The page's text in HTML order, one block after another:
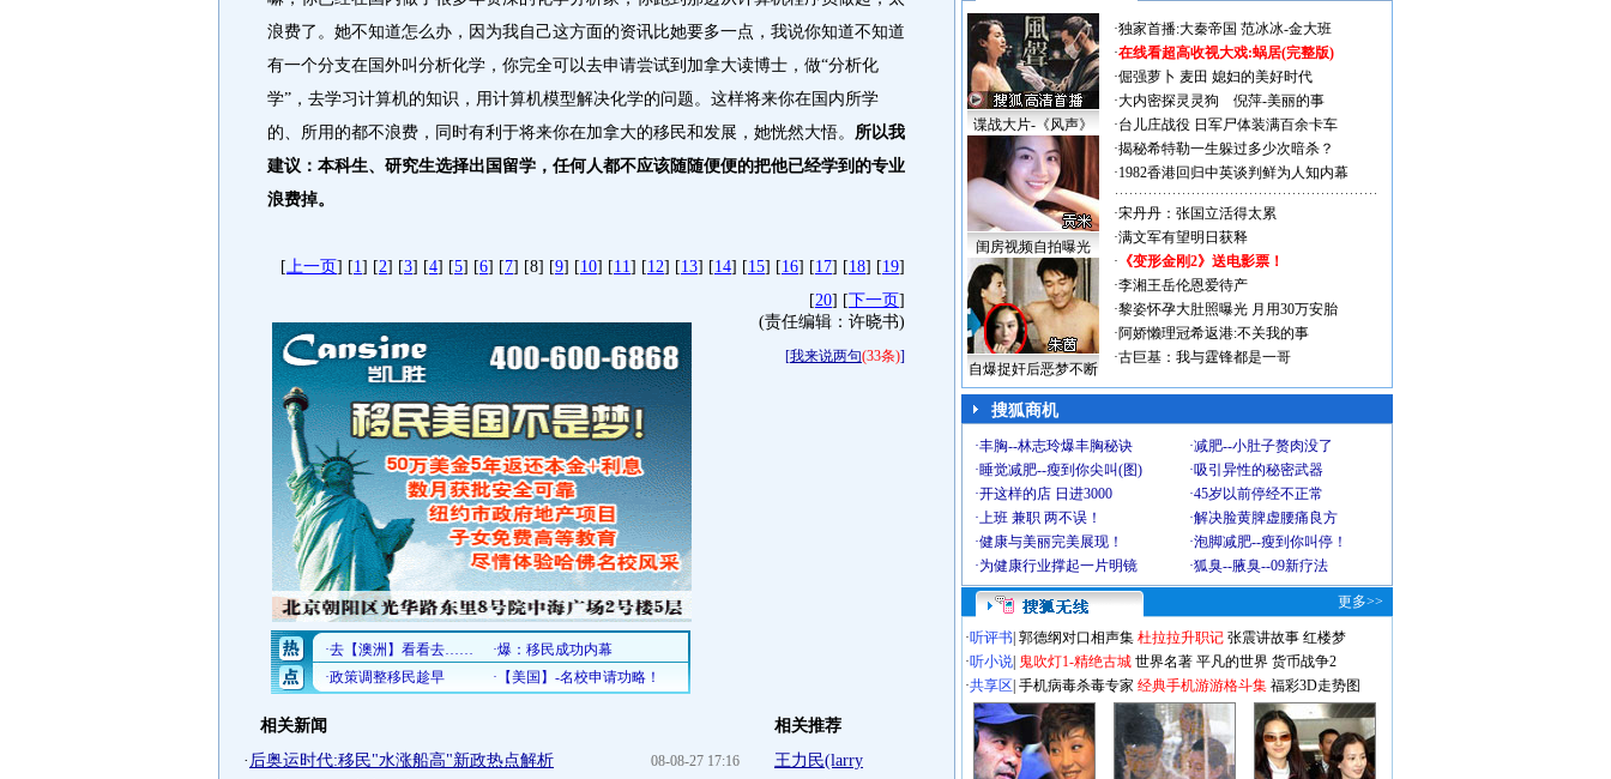
浪费了。她不知道怎么办，因为我自己这方面的资讯比她要多一点，我说你知道不知道
有一个分支在国外叫分析化学，你完全可以去申请尝试到加拿大读博士，做“分析化
学”，去学习计算机的知识，用计算机模型解决化学的问题。这样将来你在国内所学
的、所用的都不浪费，同时有利于将来你在加拿大的移民和发展，她恍然大悟。 所以我
建议：本科生、研究生选择出国留学，任何人都不应该随随便便的把他已经学到的专业
浪费掉。
[上一页] [1] [2] [3] [4] [5] [6] [7] [8] [9] [10] [11] [12] [13] [14] [15] [16] [17] [18] [19]
[20] [下一页]
(责任编辑：许晓书)
[我来说两句(33条)]
相关新闻
08-08-27 17:16
· 后奥运时代:移民"水涨船高"新政热点解析
相关推荐
王力民(larry
谍战大片-《风声》
闺房视频自拍曝光
自爆捉奸后恶梦不断
·独家首播:大秦帝国 范冰冰-金大班
·在线看超高收视大戏:蜗居(完整版)
·倔强萝卜 麦田 媳妇的美好时代
·大内密探灵灵狗
倪萍-美丽的事
·台儿庄战役 日军尸体装满百余卡车
·揭秘希特勒一生躲过多少次暗杀？
·1982香港回归中英谈判鲜为人知内幕
·宋丹丹：张国立活得太累
·满文军有望明日获释
· 《变形金刚2》送电影票！
·李湘王岳伦恩爱待产
·黎姿怀孕大肚照曝光 月用30万安胎
·阿娇懒理冠希返港:不关我的事
·古巨基：我与霆锋都是一哥
搜狐商机
·丰胸--林志玲爆丰胸秘诀 ·减肥--小肚子赘肉没了
·睡觉减肥--瘦到你尖叫(图) ·吸引异性的秘密武器
·开这样的店 日进3000 ·45岁以前停经不正常
·上班 兼职 两不误！ ·解决脸黄脾虚腰痛良方
·健康与美丽完美展现！ ·泡脚减肥--瘦到你叫停！
·为健康行业撑起一片明镜 ·狐臭--腋臭--09新疗法
更多>>
·听评书 郭德纲对口相声集 杜拉拉升职记 张震讲故事 红楼梦
·听小说 鬼吹灯1-精绝古城 世界名著 平凡的世界 货币战争2
·共享区 手机病毒杀毒专家 经典手机游游格斗集 福彩3D走势图